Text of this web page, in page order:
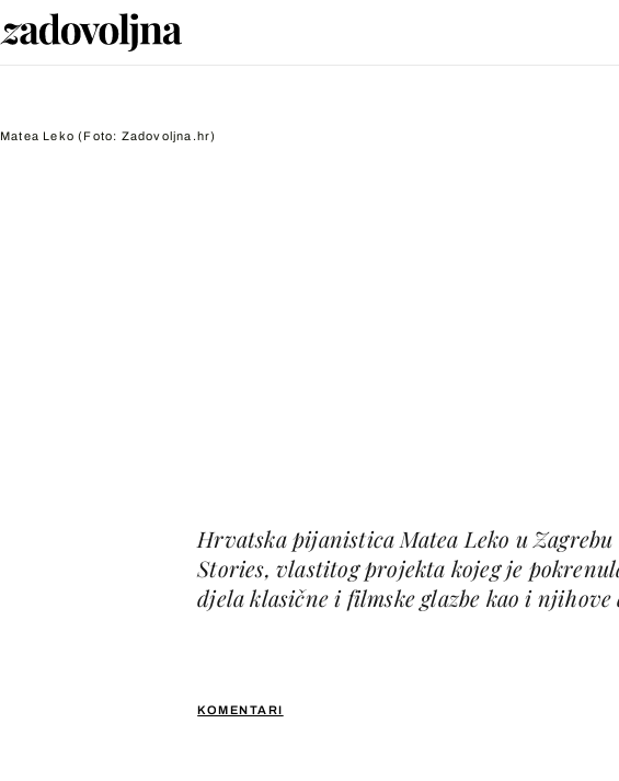
Matea Leko(Foto: Zadovoljna.hr)
KOMENTARI
Hrvatska pijanistica Matea Leko u
Stories, vlastitog projekta kojeg je
djela klasične i filmske glazbe kao i